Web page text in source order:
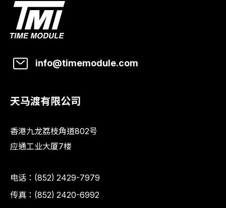
info@timemodule.com
天马渡有限公司
香港九龙荔枝角道802号
应通工业大厦7楼
电话： (852) 2429-7979
传真：(852) 2420-6992